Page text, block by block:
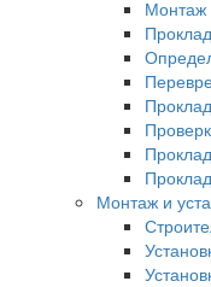
Монтаж
Монтаж и